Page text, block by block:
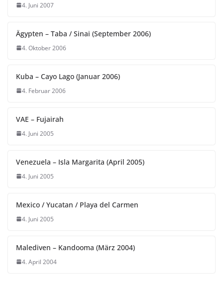
4. Juni 2007
Ägypten – Taba / Sinai (September 2006)
4. Oktober 2006
Kuba – Cayo Lago (Januar 2006)
4. Februar 2006
VAE – Fujairah
4. Juni 2005
Venezuela – Isla Margarita (April 2005)
4. Juni 2005
Mexico / Yucatan / Playa del Carmen
4. Juni 2005
Malediven – Kandooma (März 2004)
4. April 2004